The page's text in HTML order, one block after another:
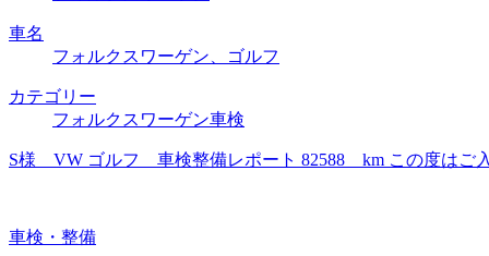
車名
フォルクスワーゲン、ゴルフ
カテゴリー
フォルクスワーゲン車検
S様 VW ゴルフ 車検整備レポート 82588 km この度はご
車検・整備